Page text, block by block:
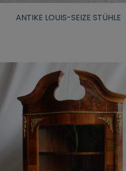
ANTIKE LOUIS-SEIZE STÜHLE